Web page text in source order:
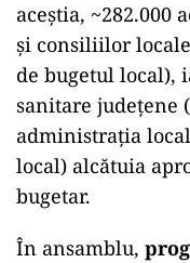
aceștia,
și consiliilor
de bugetul local),
sanitare județene
administrația
local) alcătuia
bugetar.
În ansamblu,